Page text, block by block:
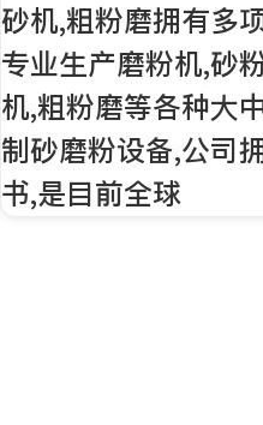
砂机,粗粉磨拥有多
专业生产磨粉机,砂
机,粗粉磨等各种大
制砂磨粉设备,公司
书,是目前全球